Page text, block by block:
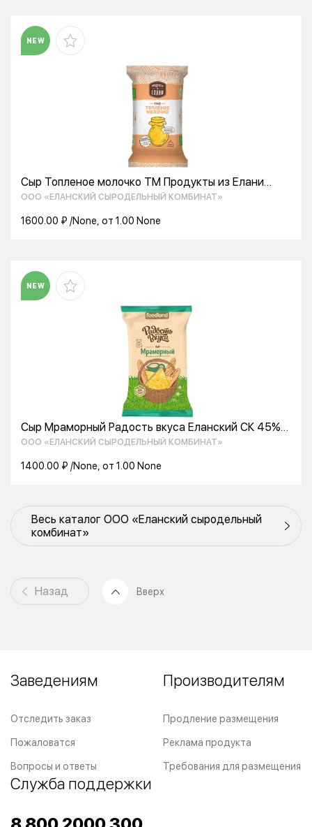
NEW
Сыр Топленое молочко TM Продукты из Елани
(350г)
ООО «ЕЛАНСКИЙ СЫРОДЕЛЬНЫЙ КОМБИНАТ»
1600.00 ₽ /None, от 1.00 None
NEW
Сыр Мраморный Радость вкуса Еланский СК 45%
250г
ООО «ЕЛАНСКИЙ СЫРОДЕЛЬНЫЙ КОМБИНАТ»
1400.00 ₽ /None, от 1.00 None
Весь каталог ООО «Еланский сыродельный
комбинат»
Назад Вверх
Заведениям
Отследить заказ
Пожаловатся
Вопросы и ответы
Производителям
Продление размещения
Реклама продукта
Требования для размещения
Служба поддержки